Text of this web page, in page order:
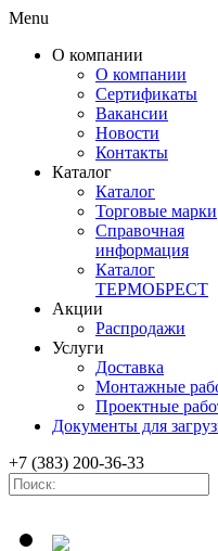
Menu
О компании
О компании
Сертификаты
Вакансии
Новости
Контакты
Каталог
Каталог
Торговые марки
Справочная
информация
Каталог
ТЕРМОБРЕСТ
Акции
Распродажи
Услуги
Доставка
Монтажные
Проектные
Документы для
+7 (383) 200-36-33